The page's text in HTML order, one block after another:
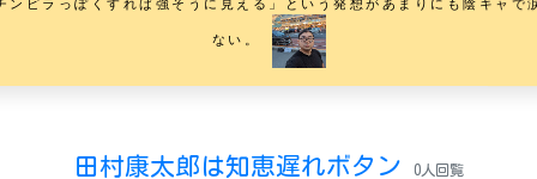
ンピラっぽくすれば強そうに見える」という発想があまりにも陰キャで
ない。
田村康太郎は知恵遅れボタン 0人回覧